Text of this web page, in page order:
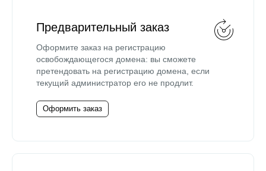
Предварительный заказ
Оформите заказ на регистрацию
освобождающегося домена: вы сможете
претендовать на регистрацию домена, если
текущий администратор его не продлит.
Оформить заказ